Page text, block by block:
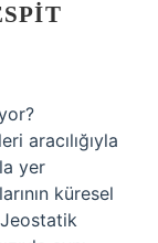
aracılığıyla
yer
küresel